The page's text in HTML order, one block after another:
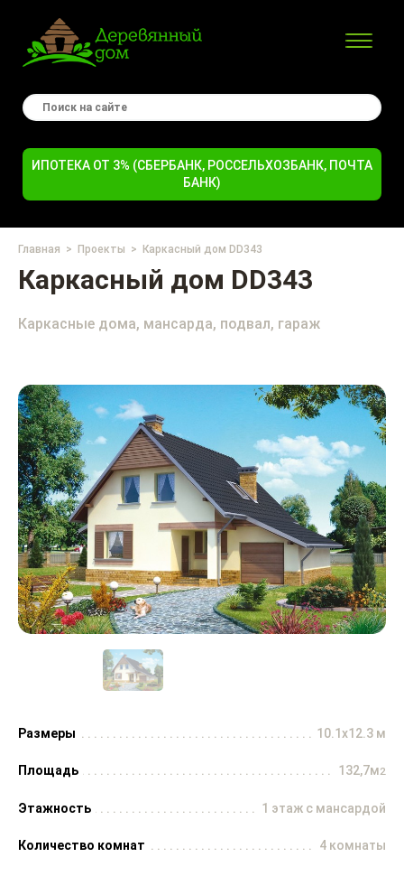
ИПОТЕКА ОТ 3% (СБЕРБАНК, РОССЕЛЬХОЗБАНК, ПОЧТА
БАНК)
Главная Проекты Каркасный дом DD343
Каркасный дом DD343
Каркасные дома, мансарда, подвал, гараж
Размеры 10.1x12.3 м
Площадь 132,7м2
Этажность 1 этаж с мансардой
Количество комнат 4 комнаты